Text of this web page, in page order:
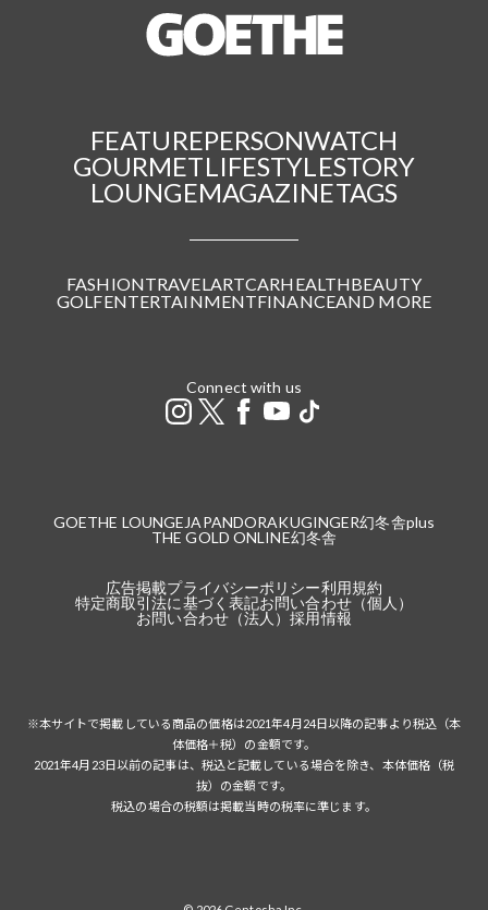
FEATUREPERSONWATCH
GOURMETLIFESTYLESTORY
LOUNGEMAGAZINETAGS
FASHIONTRAVELARTCARHEALTHBEAUTY
GOLFENTERTAINMENTFINANCEAND MORE
Connect with us
GOETHE LOUNGE JAPANDORAKUGINGER幻冬舎plus
THE GOLD ONLINE幻冬舎
広告掲載プライバシーポリシー利用規約
特定商取引法に基づく表記お問い合わせ（個人）
お問い合わせ（法人）採用情報
※本サイトで掲載している商品の価格は2021年4月24日以降の記事より税込（本
体価格＋税）の金額です。
2021年4月23日以前の記事は、税込と記載している場合を除き、本体価格（税
抜）の金額です。
税込の場合の税額は掲載当時の税率に準じます。